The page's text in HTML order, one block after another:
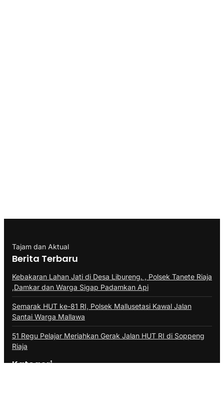
Tajam dan Aktual
Berita Terbaru
Kebakaran Lahan Jati di Desa Libureng. , Polsek Tanete Riaja
,Damkar dan Warga Sigap Padamkan Api
Semarak HUT ke-81 RI, Polsek Mallusetasi Kawal Jalan
Santai Warga Mallawa
51 Regu Pelajar Meriahkan Gerak Jalan HUT RI di Soppeng
Riaja
Kategori